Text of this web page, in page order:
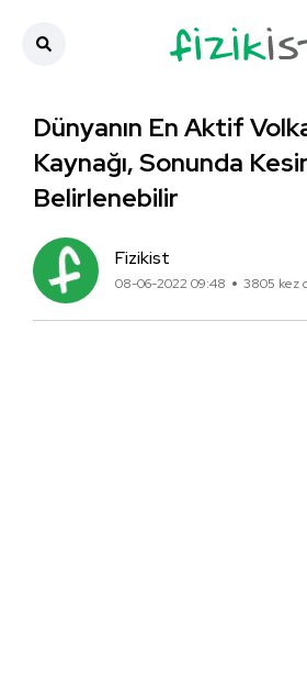
Dünyanın En Aktif
Kaynağı, Sonunda
Belirlenebilir
Fizikist
08-06-2022 09:48 3805 kez